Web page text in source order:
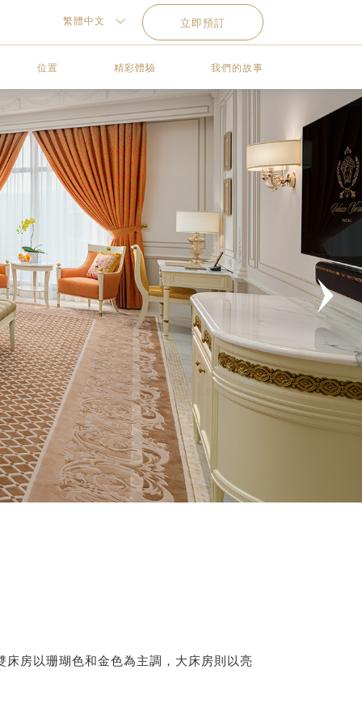
繁體中文 立即預訂
位置 精彩體驗 我們的故事
Next
房以珊瑚色和金色為主調，大床房則以亮